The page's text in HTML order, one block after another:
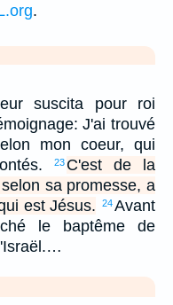
.
suscita pour roi
J'ai trouvé
mon coeur, qui
23 C'est de la
sa promesse, a
est Jésus.
24Avant
le baptême de